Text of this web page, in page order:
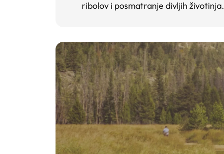
ribolov i posmatranje divljih životinja.